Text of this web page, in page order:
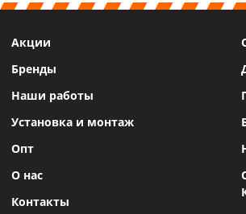
Акции
Бренды
Наши работы
Установка и монтаж
Опт
О нас
Контакты